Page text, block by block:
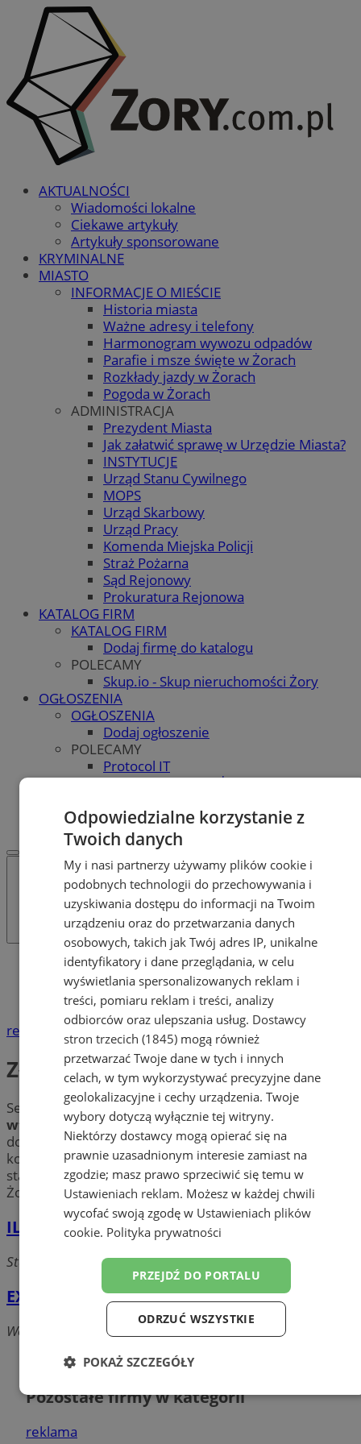
AKTUALNOŚCI
Wiadomości lokalne
Ciekawe artykuły
Artykuły sponsorowane
KRYMINALNE
MIASTO
INFORMACJE O MIEŚCIE
Historia miasta
Ważne adresy i telefony
Harmonogram wywozu odpadów
Parafie i msze święte w Żorach
Rozkłady jazdy w Żorach
Pogoda w Żorach
ADMINISTRACJA
Prezydent Miasta
Jak załatwić sprawę w Urzędzie Miasta?
INSTYTUCJE
Urząd Stanu Cywilnego
MOPS
Urząd Skarbowy
Urząd Pracy
Komenda Miejska Policji
Straż Pożarna
Sąd Rejonowy
Prokuratura Rejonowa
KATALOG FIRM
KATALOG FIRM
Dodaj firmę do katalogu
POLECAMY
Skup.io - Skup nieruchomości Żory
OGŁOSZENIA
OGŁOSZENIA
Dodaj ogłoszenie
POLECAMY
Protocol IT
Pracuj.pl - praca w Żorach
WSPÓŁPRACA
Katalog firm
Produkcja, przemysł
Złom, surowce wtórne
reklama
Złom, surowce wtórne
Segregujesz odpady? Szukasz skupu surowców
wtórnych lub złomuw mieście Żory? Chcesz
dowiedzieć się jaki jest aktualny cennik metali
kolorowych? Sprawdź poniższą listę i poznaj aktualne
stawki za sprzęt AGD, mosiądz, brąz, aluminium i stal w
Żorach.
ILMAR
Starowiejska, 44-240 Żory
EXPORT - IMPORT SP.J.
Wodzisławska, 44-240 Żory
Dodaj firmę
Pozostałe firmy w kategorii
reklama
Odpowiedzialne korzystanie z
Twoich danych
My i nasi partnerzy używamy plików cookie i
podobnych technologii do przechowywania i
uzyskiwania dostępu do informacji na Twoim
urządzeniu oraz do przetwarzania danych
osobowych, takich jak Twój adres IP, unikalne
identyfikatory i dane przeglądania, w celu
wyświetlania spersonalizowanych reklam i
treści, pomiaru reklam i treści, analizy
odbiorców oraz ulepszania usług. Dostawcy
stron trzecich (1845) mogą również
przetwarzać Twoje dane w tych i innych
celach, w tym wykorzystywać precyzyjne dane
geolokalizacyjne i cechy urządzenia. Twoje
wybory dotyczą wyłącznie tej witryny.
Niektórzy dostawcy mogą opierać się na
prawnie uzasadnionym interesie zamiast na
zgodzie; masz prawo sprzeciwić się temu w
Ustawieniach reklam. Możesz w każdej chwili
wycofać swoją zgodę w Ustawieniach plików
cookie. Polityka prywatności
PRZEJDŹ DO PORTALU
ODRZUĆ WSZYSTKIE
POKAŻ SZCZEGÓŁY
Niezbędne Wydajność Targetowanie